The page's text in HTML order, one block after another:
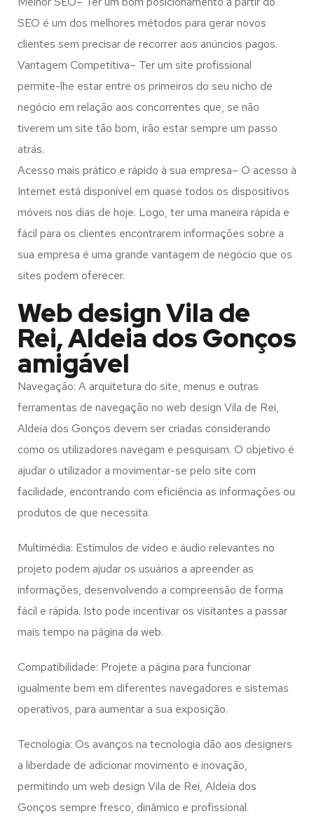
SEO é um dos melhores métodos para gerar novos
clientes sem precisar de recorrer aos anúncios pagos.
Vantagem Competitiva– Ter um site profissional
permite-lhe estar entre os primeiros do seu nicho de
negócio em relação aos concorrentes que, se não
tiverem um site tão bom, irão estar sempre um passo
atrás.
Acesso mais prático e rápido à sua empresa– O acesso à
Internet está disponível em quase todos os dispositivos
móveis nos dias de hoje. Logo, ter uma maneira rápida e
fácil para os clientes encontrarem informações sobre a
sua empresa é uma grande vantagem de negócio que os
sites podem oferecer.
Web design Vila de
Rei, Aldeia dos Gonços
amigável
Navegação: A arquitetura do site, menus e outras
ferramentas de navegação no web design Vila de Rei,
Aldeia dos Gonços devem ser criadas considerando
como os utilizadores navegam e pesquisam. O objetivo é
ajudar o utilizador a movimentar-se pelo site com
facilidade, encontrando com eficiência as informações ou
produtos de que necessita.
Multimédia: Estímulos de vídeo e áudio relevantes no
projeto podem ajudar os usuários a apreender as
informações, desenvolvendo a compreensão de forma
fácil e rápida. Isto pode incentivar os visitantes a passar
mais tempo na página da web.
Compatibilidade: Projete a página para funcionar
igualmente bem em diferentes navegadores e sistemas
operativos, para aumentar a sua exposição.
Tecnologia: Os avanços na tecnologia dão aos designers
a liberdade de adicionar movimento e inovação,
permitindo um web design Vila de Rei, Aldeia dos
Gonços sempre fresco, dinâmico e profissional.